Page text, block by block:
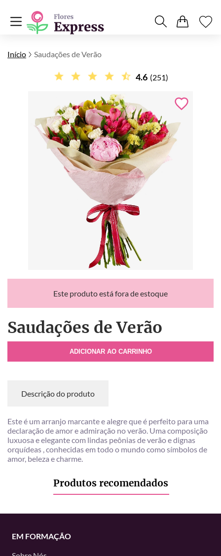
Início Saudações de Verão
4.6 (251)
Este produto está fora de estoque
Saudações de Verão
ADICIONAR AO CARRINHO
Descrição do produto
Este é um arranjo marcante e alegre que é perfeito para uma
declaração de amor e admiração no verão. Uma composição
luxuosa e elegante com lindas peônias de verão e dignas
orquídeas , conhecidas em todo o mundo como símbolos de
amor, beleza e charme.
Produtos recomendados
EM FORMAÇÃO